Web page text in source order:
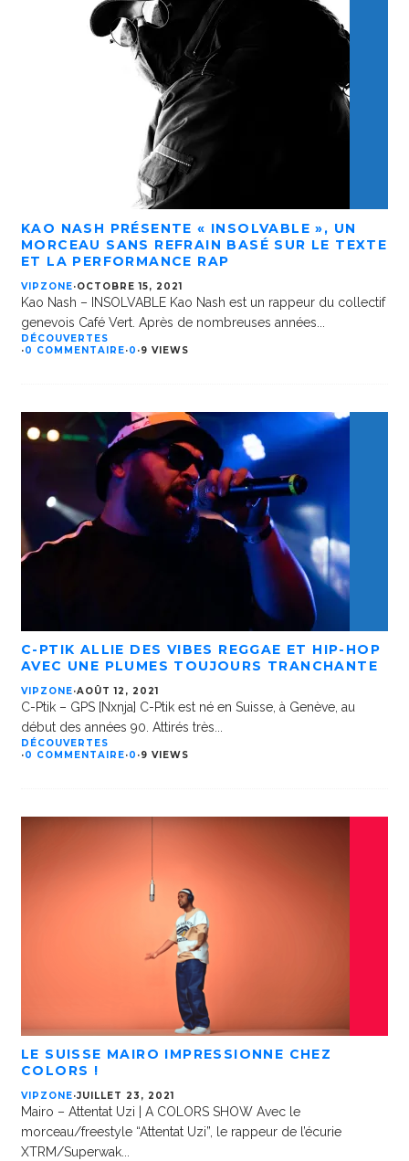
KAO NASH PRÉSENTE « INSOLVABLE », UN
MORCEAU SANS REFRAIN BASÉ SUR LE TEXTE
ET LA PERFORMANCE RAP
VIPZONE·OCTOBRE 15, 2021
Kao Nash – INSOLVABLE Kao Nash est un rappeur du collectif
genevois Café Vert. Après de nombreuses années
DÉCOUVERTES
·0 COMMENTAIRE·0 ·9 VIEWS
C-PTIK ALLIE DES VIBES REGGAE ET HIP-HOP
AVEC UNE PLUMES TOUJOURS TRANCHANTE
VIPZONE·AOÛT 12, 2021
C-Ptik – GPS [Nxnja] C-Ptik est né en Suisse, à Genève, au
début des années 90. Attirés très
DÉCOUVERTES
·0 COMMENTAIRE·0 ·9 VIEWS
LE SUISSE MAIRO IMPRESSIONNE CHEZ
COLORS !
VIPZONE·JUILLET 23, 2021
Mairo – Attentat Uzi | A COLORS SHOW Avec le
morceau/freestyle “Attentat Uzi”, le rappeur de l’écurie
XTRM/Superwak